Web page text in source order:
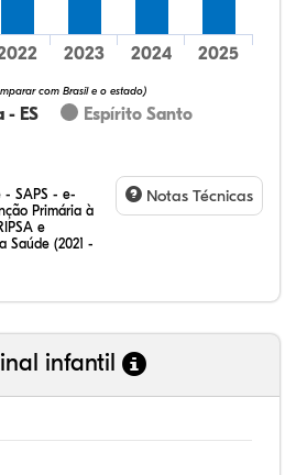
- ES
Espírito Santo
com Brasil e o estado)
2023 2024 2025
- SAPS - e-
Primária à
e
Saúde (2021 -
Notas Técnicas
infantil